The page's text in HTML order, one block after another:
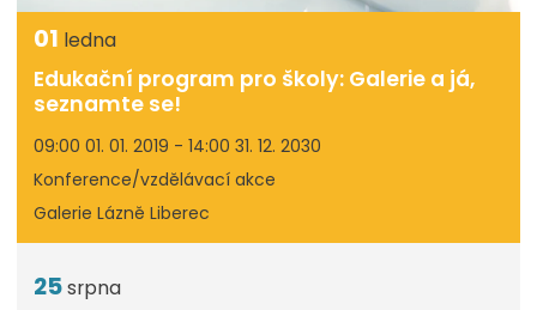
01 ledna
Edukační program pro školy: Galerie a já,
seznamte se!
09:00 01. 01. 2019 - 14:00 31. 12. 2030
Konference/vzdělávací akce
Galerie Lázně Liberec
25srpna